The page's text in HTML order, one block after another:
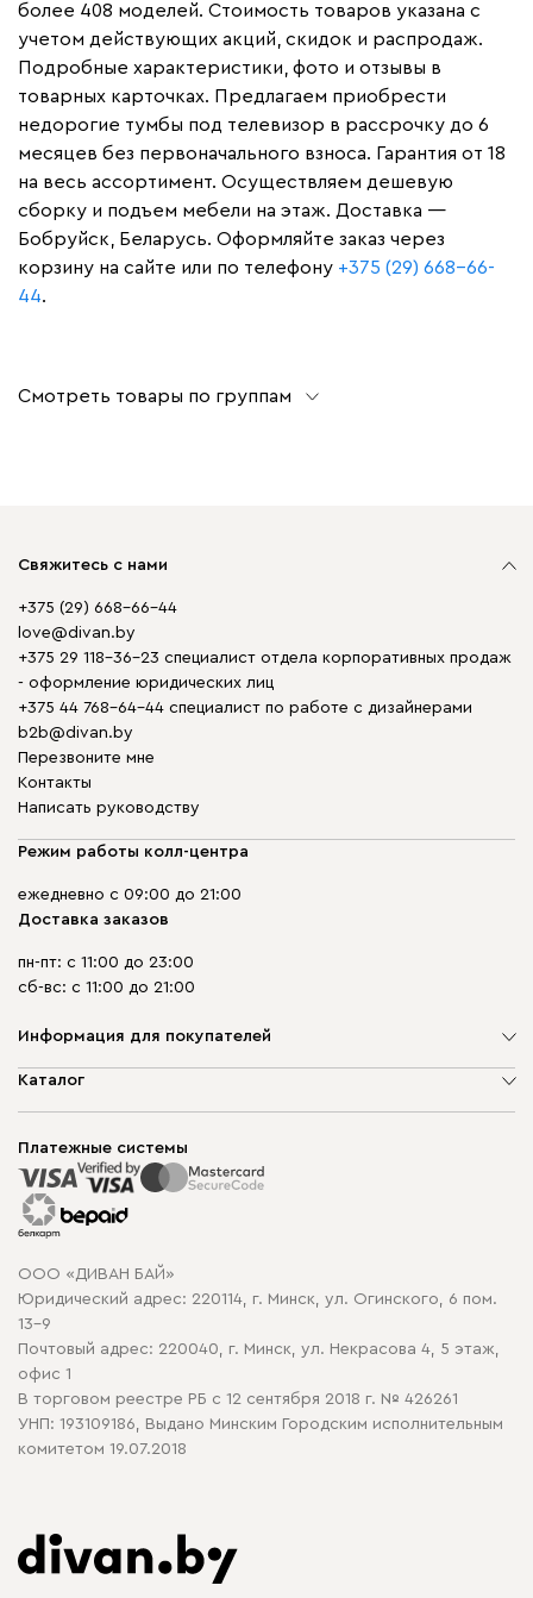
более 408 моделей. Стоимость товаров указана с
учетом действующих акций, скидок и распродаж.
Подробные характеристики, фото и отзывы в
товарных карточках. Предлагаем приобрести
недорогие тумбы под телевизор в рассрочку до 6
месяцев без первоначального взноса. Гарантия от 18
на весь ассортимент. Осуществляем дешевую
сборку и подъем мебели на этаж. Доставка —
Бобруйск, Беларусь. Оформляйте заказ через
корзину на сайте или по телефону +375 (29) 668-66-
44.
Смотреть товары по группам
Свяжитесь с нами
+375 (29) 668-66-44
love@divan.by
+375 29 118-36-23 специалист отдела корпоративных продаж
- оформление юридических лиц
+375 44 768-64-44 специалист по работе с дизайнерами
b2b@divan.by
Перезвоните мне
Контакты
Написать руководству
Режим работы колл-центра
ежедневно с 09:00 до 21:00
Доставка заказов
пн-пт: с 11:00 до 23:00
сб-вс: с 11:00 до 21:00
Информация для покупателей
О компании
Способы оплаты
Рассрочка и кредит
Гарантия
Карта сайта
Политика конфиденциальности
Политика в отношении обработки cookie
Каталог
Корпусная мебель
Распродажа мебели
Платежные системы
ООО «ДИВАН БАЙ»
Юридический адрес: 220114, г. Минск, ул. Огинского, 6 пом.
13-9
Почтовый адрес: 220040, г. Минск, ул. Некрасова 4, 5 этаж,
офис 1
В торговом реестре РБ с 12 сентября 2018 г. № 426261
УНП: 193109186, Выдано Минским Городским исполнительным
комитетом 19.07.2018